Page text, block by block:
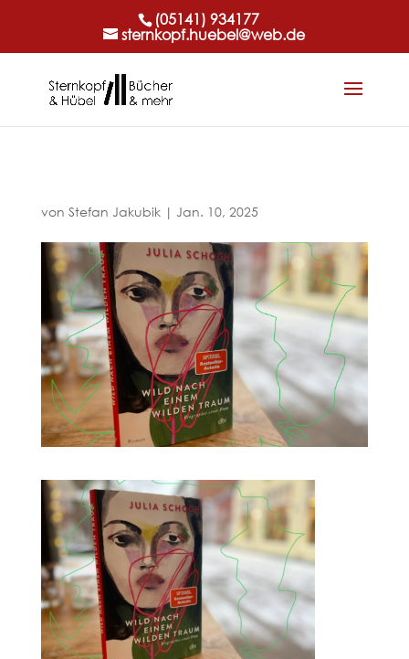
(05141) 934177
sternkopf.huebel@web.de
von Stefan Jakubik| Jan. 10, 2025